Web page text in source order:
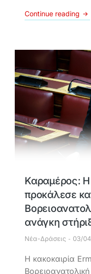
Continue reading
Καραμέρος: Η
προκάλεσε
ανάγκη
Νέα-Δράσεις 03/
Η κακοκαιρία
Βορειοανατολική